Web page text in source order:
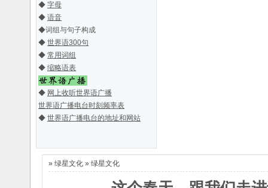
第八届中国东北三省
一区世界
语..2014/6/16
La 6-a Junula
Seminario
d..2014/2/25
La 5-a Junurala
Seminario
..2013/4/11
关于7a EKNI期间举
La 7a Esperanto-
Kongreso
d..2013/3/13
La Nord-Amerika
第十届三省一区
（辽、吉、黑、
内..2018/3/28
纪念丹东市世界语协
会成立31周
年..2016/7/2
第七届哈尔滨青年世
界语研讨会2015/4/5
第八届中国东北三省
La 6-a Junula
Seminario
d..2014/2/25
La 5-a Junurala
◆ 字母
◆ 语音
◆词组与句子构成
◆ 世界语300句
◆ 常用词组
◆ 缩略语表
◆ 网上收听世界语广播
世界语广播电台时刻频率表
◆ 世界语广播电台的地址和网站
» 绿星文化 » 绿星文化